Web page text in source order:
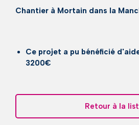
Chantier à Mortain dans la
Ce projet a pu bénéficié
3200€
Retour à la